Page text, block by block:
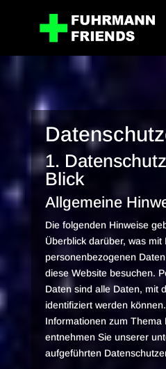
1.
Blick
Allgemeine
Die folgenden Hinweise
Überblick darüber, was mit
personenbezogenen
diese Website besuchen.
Daten sind alle Daten, mit
identifiziert werden
Informationen zum Thema
entnehmen Sie unserer
aufgeführten